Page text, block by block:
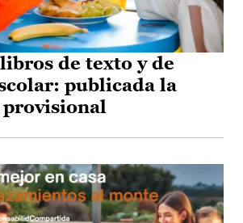
de texto y de
publicada la